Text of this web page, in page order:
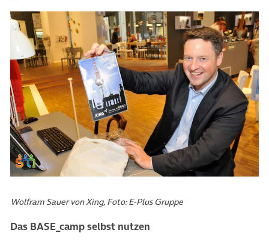
Wolfram Sauer von Xing, Foto: E-Plus Gruppe
Das BASE_camp selbst nutzen